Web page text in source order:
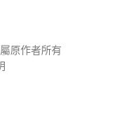
原作者所有